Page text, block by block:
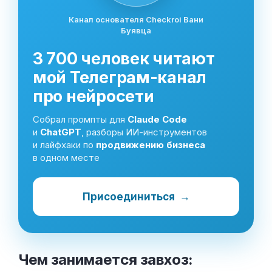
Канал основателя Checkroi Вани
Буявца
3 700 человек читают
мой Телеграм-канал
про нейросети
Собрал промпты для Claude Code
и ChatGPT, разборы ИИ-инструментов
и лайфхаки по продвижению бизнеса
в одном месте
Присоединиться →
Чем занимается завхоз: